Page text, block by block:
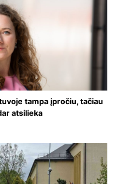
tampa įpročiu, tačiau
atsilieka